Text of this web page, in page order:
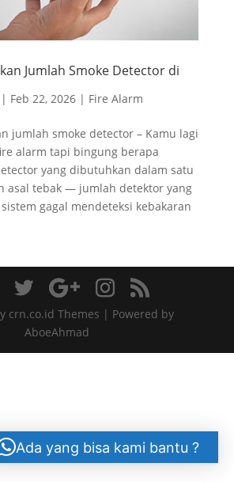
Jumlah Smoke Detector di
| Feb 22, 2026| Fire Alarm
jumlah smoke detector – Kamu lagi
alarm tapi bingung berapa
yang dibutuhkan dalam satu
asal tebak — jumlah detektor yang
gagal mendeteksi kebakaran
crn.co.id Themes | Powered by
AboeAhmad
Ada yang bisa kami bantu ?